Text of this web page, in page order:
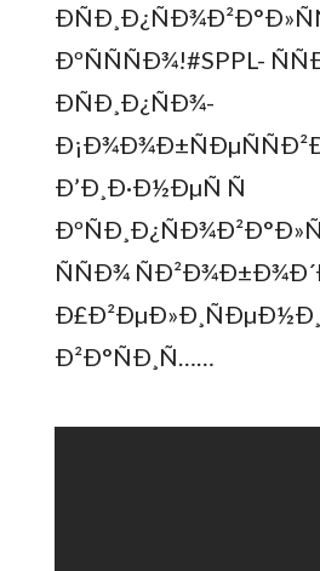
ÐºÑÑÑÐ¾!#SPPL-
ÐÑÐ¸Ð¿ÑÐ¾-
Ð’Ð¸Ð·Ð½ÐµÑ Ñ
ÑÑÐ¾
Ð²Ð°ÑÐ¸Ñ……